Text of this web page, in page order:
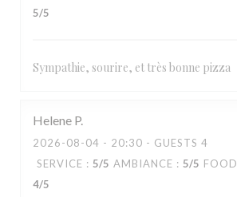
5/5
Sympathie, sourire, et très bonne pizza
Helene P
2026-08-04 - 20:30 - GUESTS 4
SERVICE : 5/5 AMBIANCE : 5/5 FOOD
4/5